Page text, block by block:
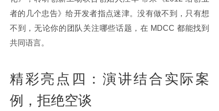
者的几个忠告》给开发者指点迷津。没有做不到，只有想
不到，无论你的团队关注哪些话题，在 MDCC 都能找到
共同语言。
精彩亮点四：演讲结合实际案
例，拒绝空谈